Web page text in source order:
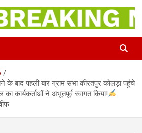
Maya
के बाद पहली बार ग्राम सभा कीरतपुर कोलड़ा पहुंचे
का कार्यकर्ताओं ने अभूतपूर्व स्वागत किया!